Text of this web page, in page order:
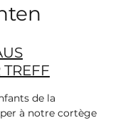
TREFF
de la
à notre cortège